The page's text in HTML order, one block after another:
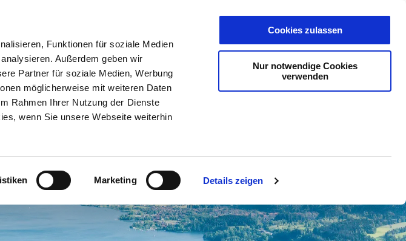
Funktionen für soziale Medien
Außerdem geben wir
Partner für soziale Medien, Werbung
möglicherweise mit weiteren Daten
Rahmen Ihrer Nutzung der Dienste
wenn Sie unsere Webseite weiterhin
Marketing Details zeigen
Cookies zulassen
Nur notwendige Cookies
verwenden
Live
Gästekarte